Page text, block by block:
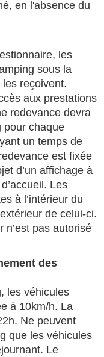
en l'absence du
les
sous la
reçoivent.
aux prestations
redevance devra
pour chaque
un temps de
est fixée
d’un affichage à
Les
à l’intérieur du
de celui-ci.
n’est pas autorisé
des
les véhicules
à 10km/h. La
Ne peuvent
que les véhicules
Le